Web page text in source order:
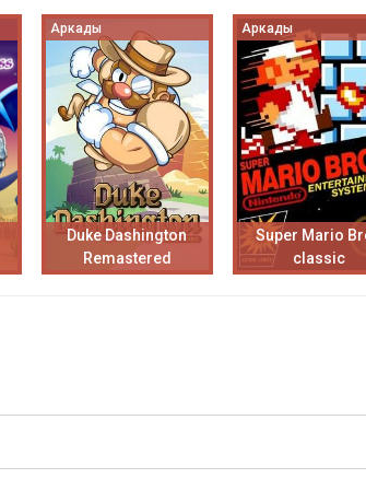
Аркады
Duke Dashington
Remastered
Аркады
Super Mario
classic